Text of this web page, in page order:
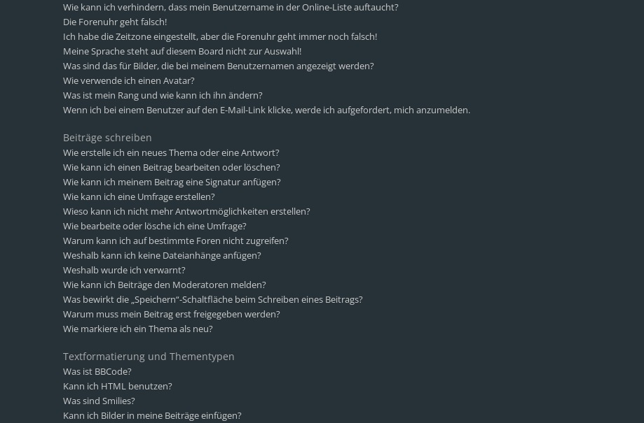
Wie kann ich verhindern, dass mein Benutzername in der Online-Liste auftaucht?
Die Forenuhr geht falsch!
Ich habe die Zeitzone eingestellt, aber die Forenuhr geht immer noch falsch!
Meine Sprache steht auf diesem Board nicht zur Auswahl!
Was sind das für Bilder, die bei meinem Benutzernamen angezeigt werden?
Wie verwende ich einen Avatar?
Was ist mein Rang und wie kann ich ihn ändern?
Wenn ich bei einem Benutzer auf den E-Mail-Link klicke, werde ich aufgefordert, mich anzumelden.
Beiträge schreiben
Wie erstelle ich ein neues Thema oder eine Antwort?
Wie kann ich einen Beitrag bearbeiten oder löschen?
Wie kann ich meinem Beitrag eine Signatur anfügen?
Wie kann ich eine Umfrage erstellen?
Wieso kann ich nicht mehr Antwortmöglichkeiten erstellen?
Wie bearbeite oder lösche ich eine Umfrage?
Warum kann ich auf bestimmte Foren nicht zugreifen?
Weshalb kann ich keine Dateianhänge anfügen?
Weshalb wurde ich verwarnt?
Wie kann ich Beiträge den Moderatoren melden?
Was bewirkt die „Speichern“-Schaltfläche beim Schreiben eines Beitrags?
Warum muss mein Beitrag erst freigegeben werden?
Wie markiere ich ein Thema als neu?
Textformatierung und Thementypen
Was ist BBCode?
Kann ich HTML benutzen?
Was sind Smilies?
Kann ich Bilder in meine Beiträge einfügen?